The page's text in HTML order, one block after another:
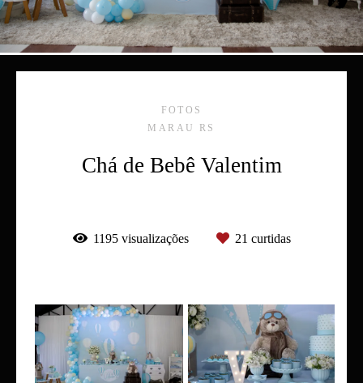
FOTOS
MARAU RS
Chá de Bebê Valentim
1195visualizações 21 curtidas